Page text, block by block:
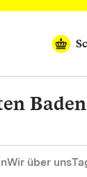
Wir über uns